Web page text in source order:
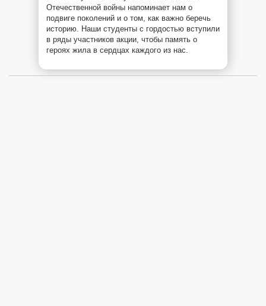
Отечественной войны напоминает нам о
подвиге поколений и о том, как важно беречь
историю. Наши студенты с гордостью вступили
в ряды участников акции, чтобы память о
героях жила в сердцах каждого из нас.